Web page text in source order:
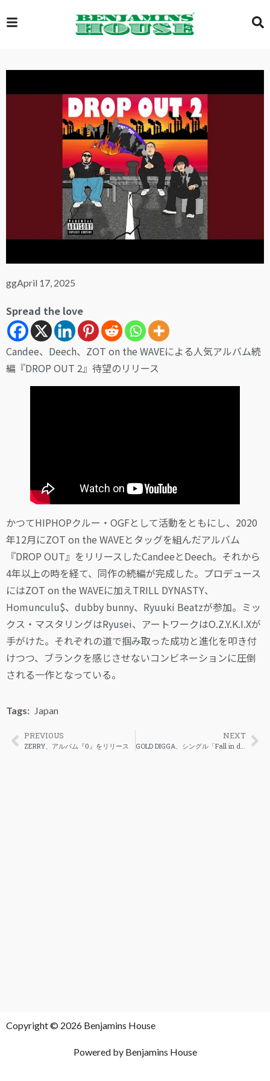
EXCLUSIVE
GLOBAL
VIDEOS
GALLERY
ggApril 17, 2025
Spread the love
Candee、Deech、ZOT on the WAVEによる人気アルバム続
編『DROP OUT 2』待望のリリース
かつてHIPHOPクルー・OGFとして活動をともにし、2020
年12月にZOT on the WAVEとタッグを組んだアルバム
『DROP OUT』をリリースしたCandeeとDeech。それから
4年以上の時を経て、同作の続編が完成した。プロデュース
にはZOT on the WAVEに加えTRILL DYNASTY、
Homunculu$、dubby bunny、Ryuuki Beatzが参加。ミッ
クス・マスタリングはRyusei、アートワークはO.Z.Y.K.I.Xが
手がけた。それぞれの道で掴み取った成功と進化を叩き付
けつつ、ブランクを感じさせないコンビネーションに圧倒
される一作となっている。
Tags: Japan
PREVIOUS
ZERRY、アルバム『0』をリリース
NEXT
GOLD DIGGA、シングル「Fall in down (feat. dizzy)」を公開
Copyright © 2026 Benjamins House
Powered by Benjamins House